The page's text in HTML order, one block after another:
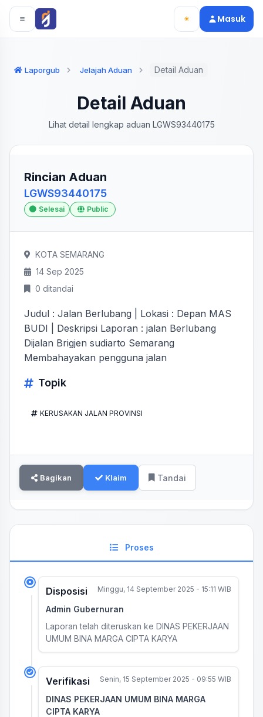
Langsung ke konten utama
Langsung ke navigasi
Masuk
Laporgub Jelajah Aduan Detail Aduan
Detail Aduan
Lihat detail lengkap aduan LGWS93440175
Rincian Aduan
LGWS93440175
Selesai Public
KOTA SEMARANG
14 Sep 2025
0 ditandai
Judul : Jalan Berlubang | Lokasi : Depan MAS
BUDI | Deskripsi Laporan : jalan Berlubang
Dijalan Brigjen sudiarto Semarang
Membahayakan pengguna jalan
Topik
KERUSAKAN JALAN PROVINSI
Bagikan Klaim Tandai
Proses
Disposisi Minggu, 14 September 2025 - 15:11 WIB
Admin Gubernuran
Laporan telah diteruskan ke DINAS PEKERJAAN
UMUM BINA MARGA CIPTA KARYA
Verifikasi Senin, 15 September 2025 - 09:55 WIB
DINAS PEKERJAAN UMUM BINA MARGA
CIPTA KARYA